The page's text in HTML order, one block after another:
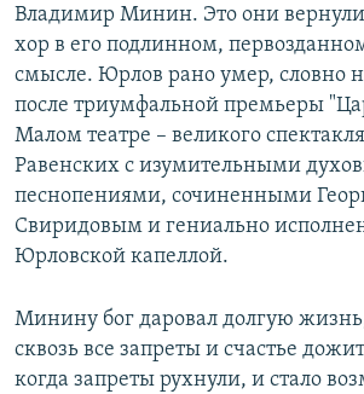
Владимир Минин. Это они вернули
хор в его подлинном,
смысле. Юрлов рано умер, словно
после триумфальной премьеры
Малом театре – великого
Равенских с изумительными
песнопениями, сочиненными
Свиридовым и гениально
Юрловской капеллой.
Минину бог даровал долгую
сквозь все запреты и счастье
когда запреты рухнули, и стало